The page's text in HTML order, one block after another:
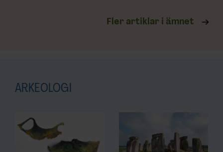
Fler artiklar i ämnet
ARKEOLOGI